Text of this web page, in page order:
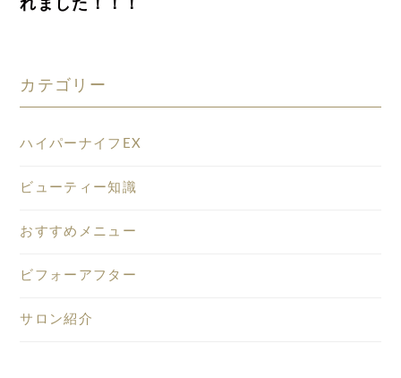
カテゴリー
ハイパーナイフEX
ビューティー知識
おすすめメニュー
ビフォーアフター
サロン紹介